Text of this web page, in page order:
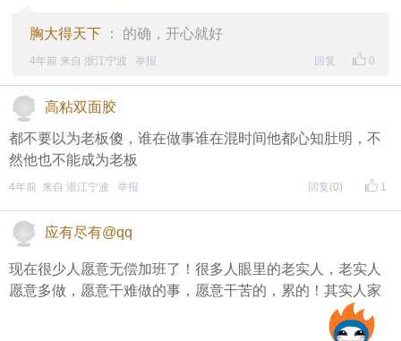
胸大得天下 ： 的确，开心就好
0
4年前 来自 浙江宁波 举报 回复
高粘双面胶
都不要以为老板傻，谁在做事谁在混时间他都心知肚明，不
然他也不能成为老板
1
4年前 来自 浙江宁波 举报 回复 (0)
应有尽有@qq
现在很少人愿意无偿加班了！很多人眼里的老实人，老实人
愿意多做，愿意干难做的事，愿意干苦的，累的！其实人家